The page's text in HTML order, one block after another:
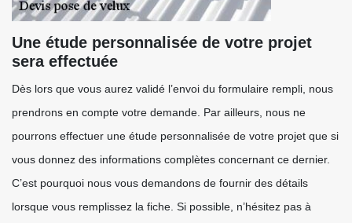
Une étude personnalisée de votre projet
sera effectuée
Dès lors que vous aurez validé l’envoi du formulaire rempli, nous
prendrons en compte votre demande. Par ailleurs, nous ne
pourrons effectuer une étude personnalisée de votre projet que si
vous donnez des informations complètes concernant ce dernier.
C’est pourquoi nous vous demandons de fournir des détails
lorsque vous remplissez la fiche. Si possible, n’hésitez pas à